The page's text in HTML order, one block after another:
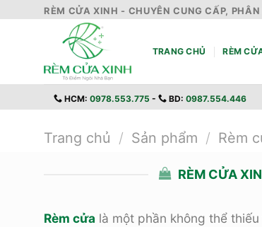
RÈM CỬA XINH - CHUYÊN CUNG CẤP,
TRANG CHỦ RÈM
HCM: 0978.553.775 - BD: 0987.554.446
Trang chủ / Sản phẩm / Rèm
RÈM CỬA
Rèm cửa là một phần không thể